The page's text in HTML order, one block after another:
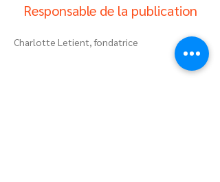
Responsable de la publication
Charlotte Letient, fondatrice